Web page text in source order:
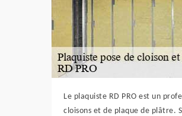
Le plaquiste RD PRO est un
cloisons et de plaque de plâtre.